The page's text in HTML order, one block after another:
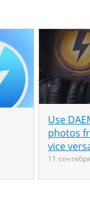
Use
photos
vice
11